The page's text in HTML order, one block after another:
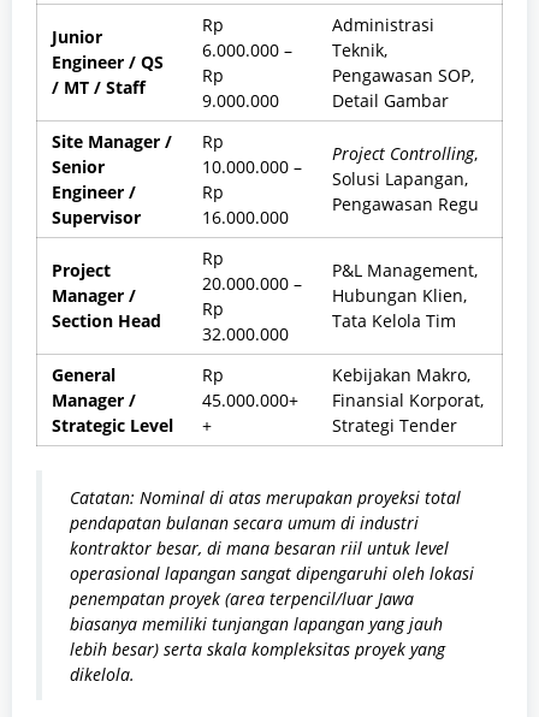
Junior
Engineer / QS
/ MT / Staff
Rp
6.000.000 –
Rp
9.000.000
Administrasi
Teknik,
Pengawasan SOP,
Detail Gambar
Site Manager /
Senior
Engineer /
Supervisor
Rp
10.000.000 –
Rp
16.000.000
Project Controlling,
Solusi Lapangan,
Pengawasan Regu
Project
Manager /
Section Head
Rp
20.000.000 –
Rp
32.000.000
P&L Management,
Hubungan Klien,
Tata Kelola Tim
General
Manager /
Strategic Level
Rp
45.000.000+
+
Kebijakan Makro,
Finansial Korporat,
Strategi Tender
Catatan: Nominal di atas merupakan proyeksi total
pendapatan bulanan secara umum di industri
kontraktor besar, di mana besaran riil untuk level
operasional lapangan sangat dipengaruhi oleh lokasi
penempatan proyek (area terpencil/luar Jawa
biasanya memiliki tunjangan lapangan yang jauh
lebih besar) serta skala kompleksitas proyek yang
dikelola.